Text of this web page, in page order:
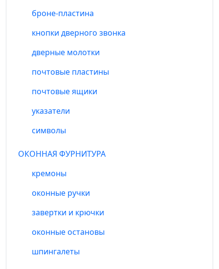
броне-пластина
кнопки дверного звонка
дверные молотки
почтовые пластины
почтовые ящики
указатели
символы
ОКОННАЯ ФУРНИТУРА
кремоны
оконные ручки
завертки и крючки
оконные остановы
шпингалеты